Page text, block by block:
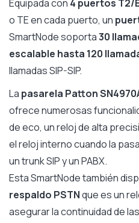
Equipada con 4 puertos T2/
o TE en cada puerto, un
SmartNode soporta30
escalable hasta 120
llamadas SIP-SIP.
La pasarela Patton
ofrece numerosas
de eco, un reloj de alta
el reloj interno cuando la
un trunk SIP y un PABX.
Esta SmartNode también
respaldo PSTNque es un
asegurar la continuidad de